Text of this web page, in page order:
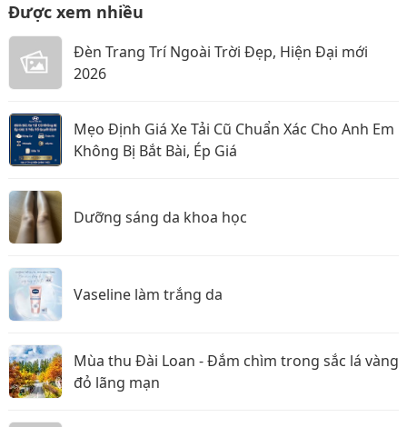
Được xem nhiều
Đèn Trang Trí Ngoài Trời Đẹp, Hiện Đại mới
2026
Mẹo Định Giá Xe Tải Cũ Chuẩn Xác Cho Anh Em
Không Bị Bắt Bài, Ép Giá
Dưỡng sáng da khoa học
Vaseline làm trắng da
Mùa thu Đài Loan - Đắm chìm trong sắc lá vàng
đỏ lãng mạn